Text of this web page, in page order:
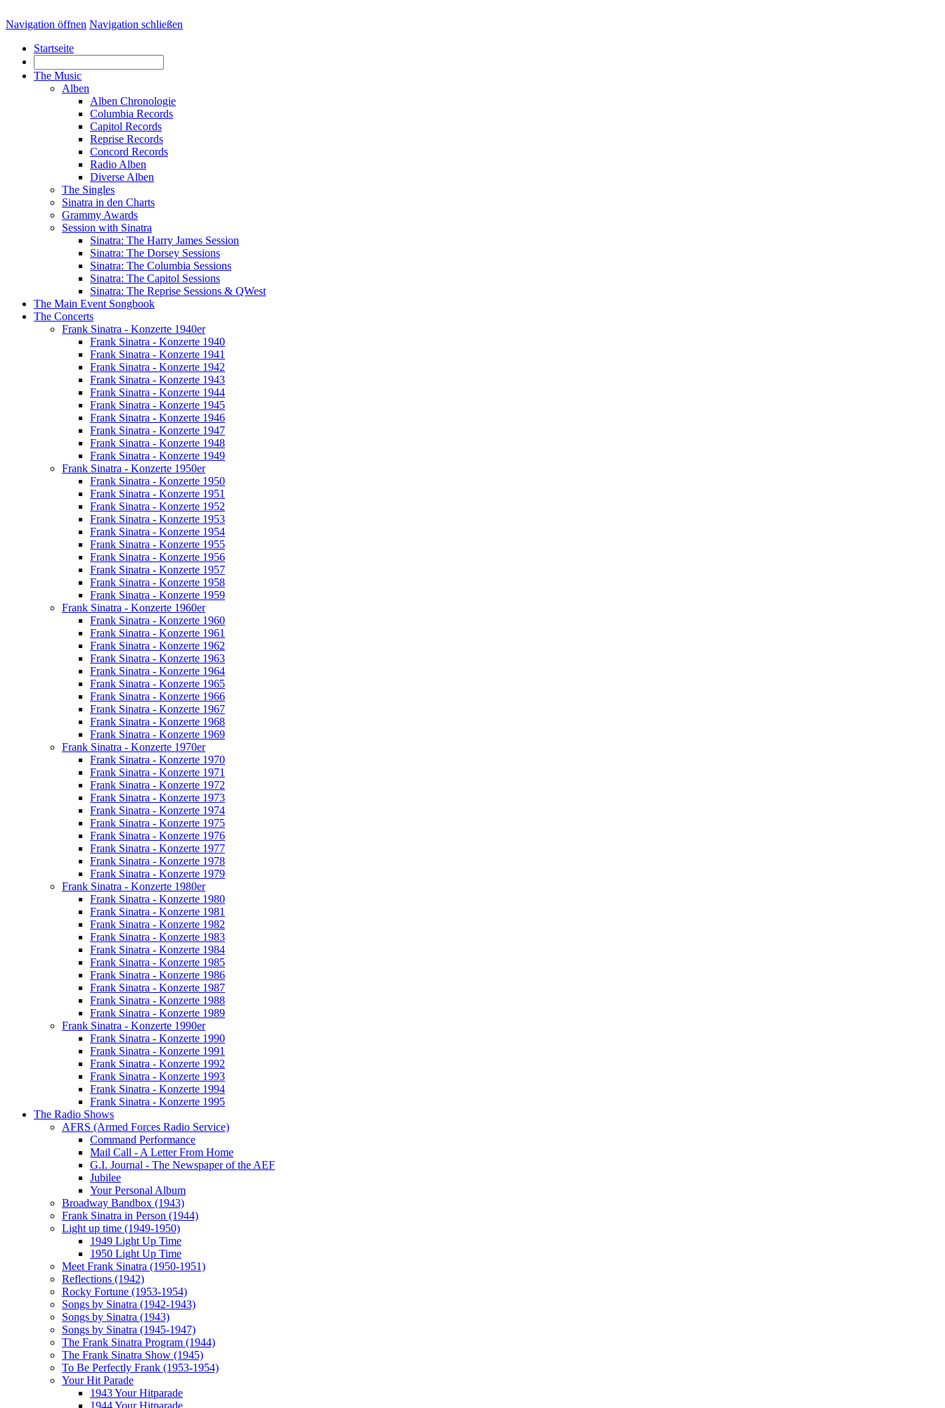
Navigation öffnen Navigation schließen
Startseite
The Music
Alben
Alben Chronologie
Columbia Records
Capitol Records
Reprise Records
Concord Records
Radio Alben
Diverse Alben
The Singles
Sinatra in den Charts
Grammy Awards
Session with Sinatra
Sinatra: The Harry James Session
Sinatra: The Dorsey Sessions
Sinatra: The Columbia Sessions
Sinatra: The Capitol Sessions
Sinatra: The Reprise Sessions & QWest
The Main Event Songbook
The Concerts
Frank Sinatra - Konzerte 1940er
Frank Sinatra - Konzerte 1940
Frank Sinatra - Konzerte 1941
Frank Sinatra - Konzerte 1942
Frank Sinatra - Konzerte 1943
Frank Sinatra - Konzerte 1944
Frank Sinatra - Konzerte 1945
Frank Sinatra - Konzerte 1946
Frank Sinatra - Konzerte 1947
Frank Sinatra - Konzerte 1948
Frank Sinatra - Konzerte 1949
Frank Sinatra - Konzerte 1950er
Frank Sinatra - Konzerte 1950
Frank Sinatra - Konzerte 1951
Frank Sinatra - Konzerte 1952
Frank Sinatra - Konzerte 1953
Frank Sinatra - Konzerte 1954
Frank Sinatra - Konzerte 1955
Frank Sinatra - Konzerte 1956
Frank Sinatra - Konzerte 1957
Frank Sinatra - Konzerte 1958
Frank Sinatra - Konzerte 1959
Frank Sinatra - Konzerte 1960er
Frank Sinatra - Konzerte 1960
Frank Sinatra - Konzerte 1961
Frank Sinatra - Konzerte 1962
Frank Sinatra - Konzerte 1963
Frank Sinatra - Konzerte 1964
Frank Sinatra - Konzerte 1965
Frank Sinatra - Konzerte 1966
Frank Sinatra - Konzerte 1967
Frank Sinatra - Konzerte 1968
Frank Sinatra - Konzerte 1969
Frank Sinatra - Konzerte 1970er
Frank Sinatra - Konzerte 1970
Frank Sinatra - Konzerte 1971
Frank Sinatra - Konzerte 1972
Frank Sinatra - Konzerte 1973
Frank Sinatra - Konzerte 1974
Frank Sinatra - Konzerte 1975
Frank Sinatra - Konzerte 1976
Frank Sinatra - Konzerte 1977
Frank Sinatra - Konzerte 1978
Frank Sinatra - Konzerte 1979
Frank Sinatra - Konzerte 1980er
Frank Sinatra - Konzerte 1980
Frank Sinatra - Konzerte 1981
Frank Sinatra - Konzerte 1982
Frank Sinatra - Konzerte 1983
Frank Sinatra - Konzerte 1984
Frank Sinatra - Konzerte 1985
Frank Sinatra - Konzerte 1986
Frank Sinatra - Konzerte 1987
Frank Sinatra - Konzerte 1988
Frank Sinatra - Konzerte 1989
Frank Sinatra - Konzerte 1990er
Frank Sinatra - Konzerte 1990
Frank Sinatra - Konzerte 1991
Frank Sinatra - Konzerte 1992
Frank Sinatra - Konzerte 1993
Frank Sinatra - Konzerte 1994
Frank Sinatra - Konzerte 1995
The Radio Shows
AFRS (Armed Forces Radio Service)
Command Performance
Mail Call - A Letter From Home
G.I. Journal - The Newspaper of the AEF
Jubilee
Your Personal Album
Broadway Bandbox (1943)
Frank Sinatra in Person (1944)
Light up time (1949-1950)
1949 Light Up Time
1950 Light Up Time
Meet Frank Sinatra (1950-1951)
Reflections (1942)
Rocky Fortune (1953-1954)
Songs by Sinatra (1942-1943)
Songs by Sinatra (1943)
Songs by Sinatra (1945-1947)
The Frank Sinatra Program (1944)
The Frank Sinatra Show (1945)
To Be Perfectly Frank (1953-1954)
Your Hit Parade
1943 Your Hitparade
1944 Your Hitparade